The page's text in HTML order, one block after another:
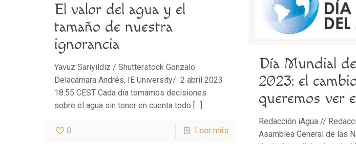
El valor del agua y el
tamaño de nuestra
ignorancia
Yavuz Sariyildiz / Shutterstock Gonzalo
Delacámara Andrés, IE University/ 2 abril 2023
18:55 CEST Cada día tomamos decisiones
sobre el agua sin tener en cuenta todo […]
0 Leer más
Día Mundial
2023: el
queremos ver
Redacción iAgua //
Asamblea General de las